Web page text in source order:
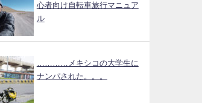
心者向け自転車旅行マニュア
ル
…………メキシコの大学生に
ナンパされた。。。